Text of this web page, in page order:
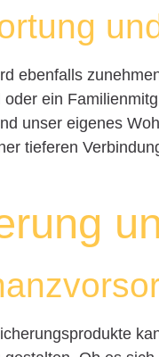
ebenfalls
ein
unser eigenes
tieferen